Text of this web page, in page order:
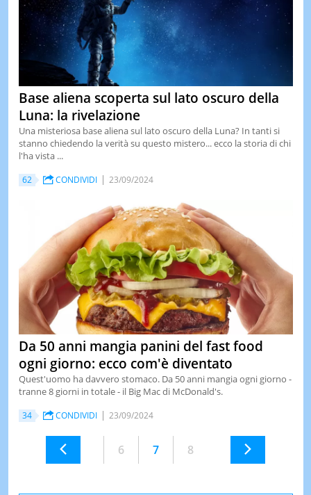
Base aliena scoperta sul lato oscuro della
Luna: la rivelazione
Una misteriosa base aliena sul lato oscuro della Luna? In tanti si
stanno chiedendo la verità su questo mistero... ecco la storia di chi
l'ha vista ...
62 CONDIVIDI 23/09/2024
Da 50 anni mangia panini del fast food
ogni giorno: ecco com'è diventato
Quest'uomo ha davvero stomaco. Da 50 anni mangia ogni giorno -
tranne 8 giorni in totale - il Big Mac di McDonald's.
34 CONDIVIDI 23/09/2024
6 7 8